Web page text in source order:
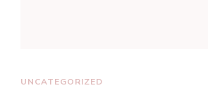
UNCATEGORIZED